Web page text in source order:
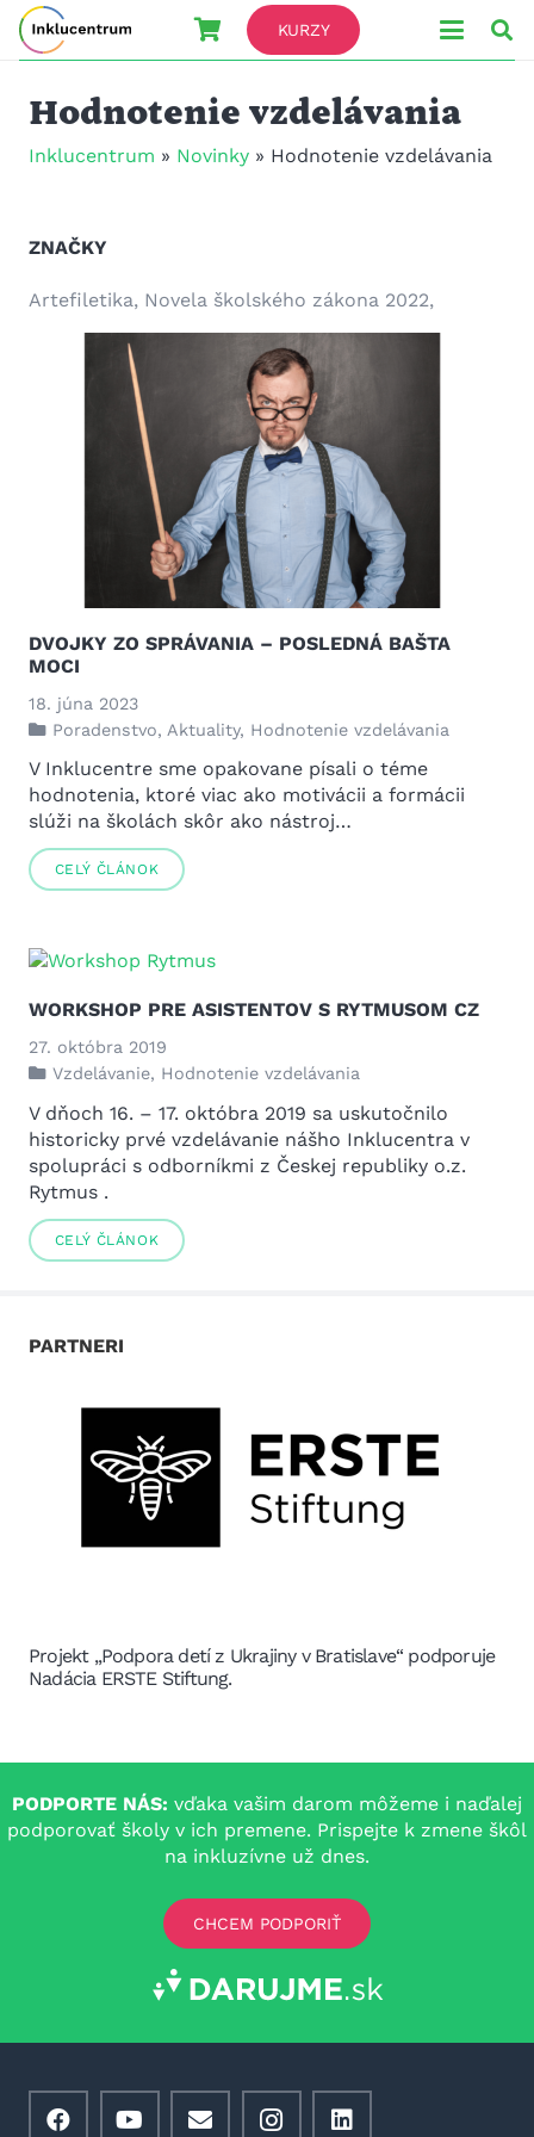
KURZY
Hodnotenie vzdelávania
Inklucentrum » Novinky » Hodnotenie vzdelávania
ZNAČKY
Artefiletika Novela školského zákona 2022
DVOJKY ZO SPRÁVANIA – POSLEDNÁ BAŠTA
MOCI
18. júna 2023
Poradenstvo, Aktuality, Hodnotenie vzdelávania
V Inklucentre sme opakovane písali o téme
hodnotenia, ktoré viac ako motivácii a formácii
slúži na školách skôr ako nástroj…
CELÝ ČLÁNOK
WORKSHOP PRE ASISTENTOV S RYTMUSOM CZ
27. októbra 2019
Vzdelávanie, Hodnotenie vzdelávania
V dňoch 16. – 17. októbra 2019 sa uskutočnilo
historicky prvé vzdelávanie nášho Inklucentra v
spolupráci s odborníkmi z Českej republiky o.z.
Rytmus .
CELÝ ČLÁNOK
PARTNERI
Projekt „Podpora detí z Ukrajiny v Bratislave“ podporuje
Nadácia ERSTE Stiftung.
PODPORTE NÁS: vďaka vašim darom môžeme i naďalej
podporovať školy v ich premene. Prispejte k zmene škôl
na inkluzívne už dnes.
CHCEM PODPORIŤ